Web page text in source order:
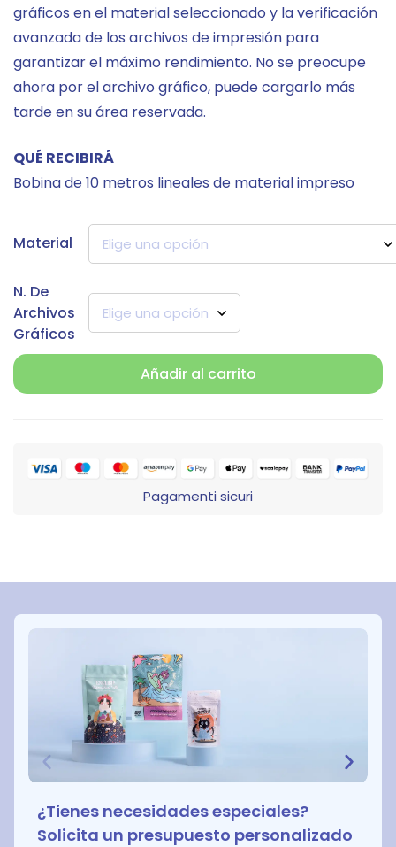
gráficos en el material seleccionado y la verificación
avanzada de los archivos de impresión para
garantizar el máximo rendimiento. No se preocupe
ahora por el archivo gráfico, puede cargarlo más
tarde en su área reservada.
QUÉ RECIBIRÁ
Bobina de 10 metros lineales de material impreso
Material
N. De
Archivos
Gráficos
Añadir al carrito
Pagamenti sicuri
¿Tienes necesidades especiales?
Solicita un presupuesto personalizado